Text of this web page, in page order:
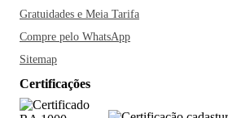
Gratuidades e Meia Tarifa
Compre pelo WhatsApp
Sitemap
Certificações